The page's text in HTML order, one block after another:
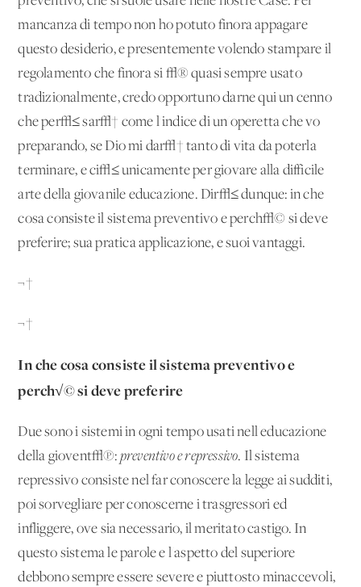
mancanza di tempo non ho potuto finora appagare
questo desiderio, e presentemente volendo stampare il
regolamento che finora si √® quasi sempre usato
tradizionalmente, credo opportuno darne qui un cenno
che per√≤ sar√† come l'indice di un'operetta che vo
preparando, se Dio mi dar√† tanto di vita da poterla
terminare, e ci√≤ unicamente per giovare alla difficile
arte della giovanile educazione. Dir√≤ dunque: in che
cosa consiste il sistema preventivo e perch√© si deve
preferire; sua pratica applicazione, e suoi vantaggi.
¬†
¬†
In che cosa consiste il sistema preventivo e
perch√© si deve preferire
Due sono i sistemi in ogni tempo usati nell'educazione
della giovent√π: preventivo e repressivo. Il sistema
repressivo consiste nel far conoscere la legge ai sudditi,
poi sorvegliare per conoscerne i trasgressori ed
infliggere, ove sia necessario, il meritato castigo. In
questo sistema le parole e l'aspetto del superiore
debbono sempre essere severe e piuttosto minaccevoli,